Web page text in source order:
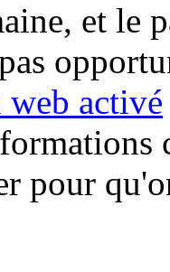
et le
web activé
pour